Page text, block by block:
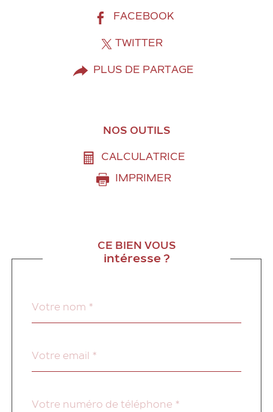
FACEBOOK
TWITTER
PLUS DE PARTAGE
NOS OUTILS
CALCULATRICE
IMPRIMER
CE BIEN VOUS
intéresse ?
*
*
*